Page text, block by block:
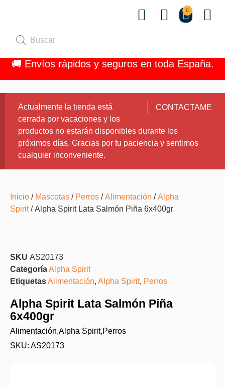
0
🚚 Envíos rápidos y seguros en toda España.
CONTACTAME
Actualmente la tienda está
cerrada por vacaciones y los
productos no estarán disponibles durante los
próximos días. Gracias por tu paciencia y sentimos
cualquier inconveniente.
Inicio / Mascotas / Perros /Alimentación /Alpha
Spirit/ Alpha Spirit Lata Salmón Piña 6x400gr
SKU AS20173
CategoríaAlpha Spirit
EtiquetasAlimentación, Alpha Spirit, Perros
Alpha Spirit Lata Salmón Piña
6x400gr
Alimentación,Alpha Spirit,Perros
SKU: AS20173